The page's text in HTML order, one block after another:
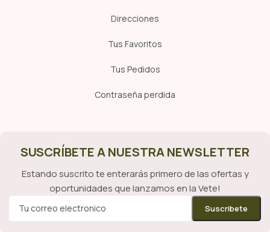
Direcciones
Tus Favoritos
Tus Pedidos
Contraseña perdida
SUSCRÍBETE A NUESTRA NEWSLETTER
Estando suscrito te enterarás primero de las ofertas y
oportunidades que lanzamos en la Vete!